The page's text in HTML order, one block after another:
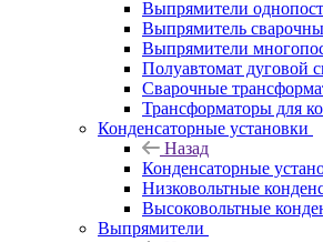
Выпрямители
Выпрямитель
Выпрямители
Полуавтомат дуговой
Сварочные
Трансформаторы для
Конденсаторные установки
Назад
Конденсаторные
Низковольтные
Высоковольтные
Выпрямители